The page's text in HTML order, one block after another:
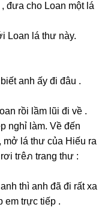
đưa cho Loan một lá
Loan lá thư này.
anh ấy đi đâu .
rồi lầm lũi đi về .
nghỉ làm. Về đến
mở lá thư của Hiếu ra
tгêภ tranɡ thư :
thì anh đã đi rất xa
em trực tiếp .